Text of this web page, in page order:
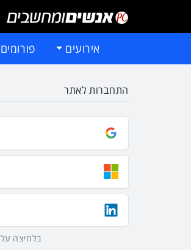
אירועים פורומים
התחברות לאתר
בלחיצה על Google, Microsoft וLinkedIn באמצעות הכפתורים שלמעלה אתם מסכימים ל